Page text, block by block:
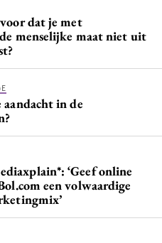
dat je met
menselijke maat niet uit
in de
‘Geef online
een volwaardige